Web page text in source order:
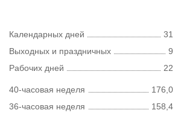
Календарных дней
31
Выходных и праздничных
9
Рабочих дней
22
40-часовая неделя
176,0
36-часовая неделя
158,4